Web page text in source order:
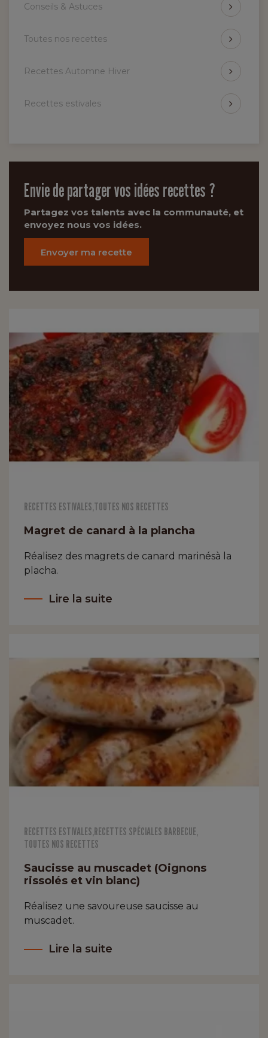
Conseils & Astuces
Toutes nos recettes
Recettes Automne Hiver
Recettes estivales
Envie de partager vos idées recettes ?
Partagez vos talents avec la communauté, et
envoyez nous vos idées.
Envoyer ma recette
RECETTES ESTIVALES TOUTES NOS RECETTES
Magret de canard à la plancha
Réalisez des magrets de canard marinésà la
placha.
Lire la suite
RECETTES ESTIVALES,RECETTES SPÉCIALES BARBECUE,
TOUTES NOS RECETTES
Saucisse au muscadet (Oignons
rissolés et vin blanc)
Réalisez une savoureuse saucisse au
muscadet.
Lire la suite